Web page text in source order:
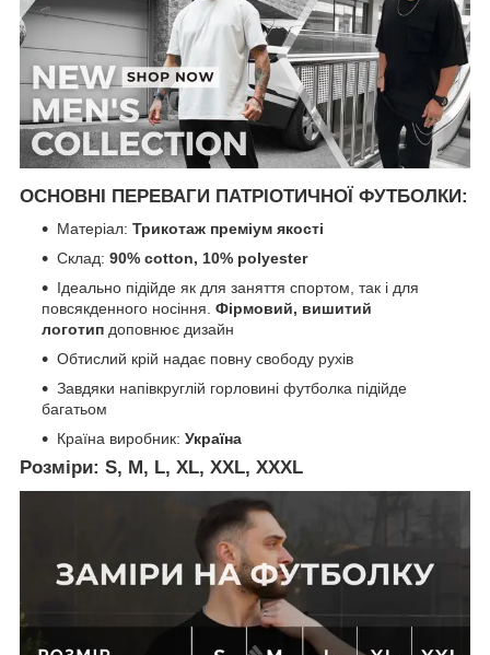
ОСНОВНІ ПЕРЕВАГИ ПАТРІОТИЧНОЇ ФУТБОЛКИ:
Матеріал: Трикотаж преміум якості
Склад: 90% cotton, 10% polyester
Ідеально підійде як для заняття спортом, так і для
повсякденного носіння. Фірмовий, вишитий
логотип доповнює дизайн
Обтислий крій надає повну свободу рухів
Завдяки напівкруглій горловині футболка підійде
багатьом
Країна виробник: Україна
Розміри: S, M, L, XL, XXL, XXXL